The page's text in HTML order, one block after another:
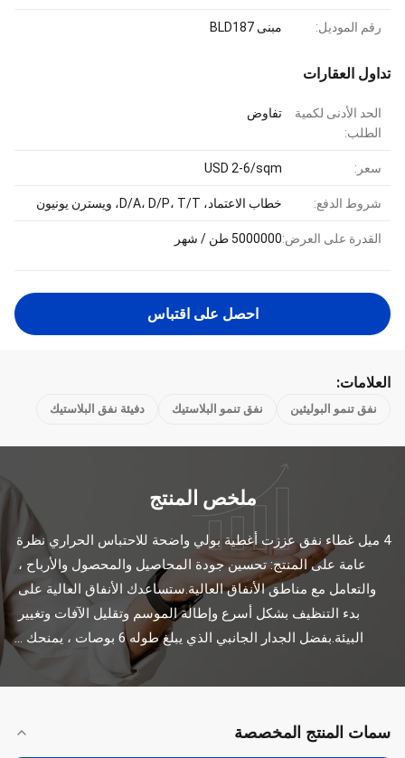
رقم الموديل: مبنى BLD187
تداول العقارات
الحد الأدنى لكمية
الطلب:
تفاوض
سعر: USD 2-6/sqm
شروط الدفع: خطاب الاعتماد، D/A، D/P، T/T، ويسترن يونيون
القدرة على العرض:5000000 طن / شهر
احصل على اقتباس
العلامات:
نفق تنمو البوليثين نفق تنمو البلاستيك دفيئة نفق البلاستيك
ملخص المنتج
والتعامل مع مناطق الأنفاق العالية.ستساعدك الأنفاق العالية على
البيئة.بفضل الجدار الجانبي الذي يبلغ طوله 6 بوصات ، يمنحك ...
سمات المنتج المخصصة